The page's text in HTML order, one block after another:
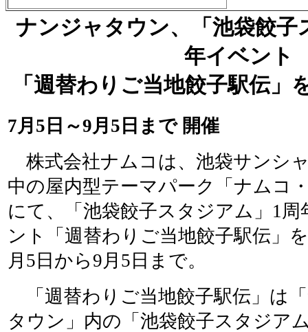
ナンジャタウン、「池袋餃子
年イベント
「週替わりご当地餃子駅伝」
7月5日～9月5日まで 開催
株式会社ナムコは、池袋サンシ
中の屋内型テーマパーク「ナムコ
にて、「池袋餃子スタジアム」1
ント「週替わりご当地餃子駅伝」
月5日から9月5日まで。
「週替わりご当地餃子駅伝」は
タウン」内の「池袋餃子スタジア